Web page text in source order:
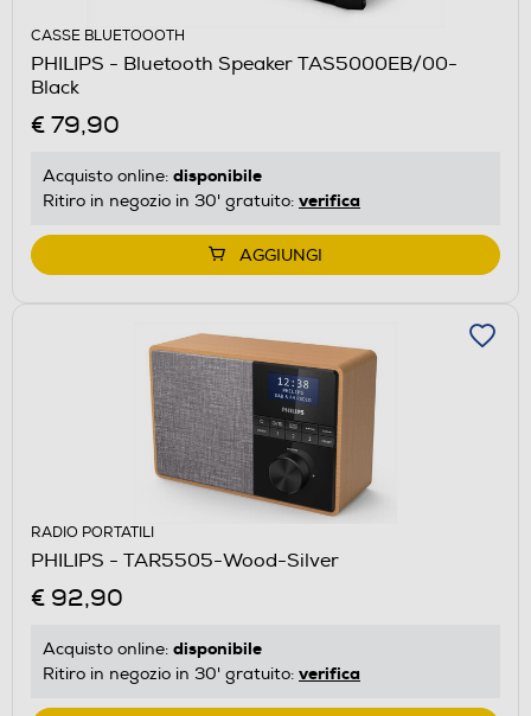
CASSE BLUETOOOTH
PHILIPS - Bluetooth Speaker TAS5000EB/00-
Black
€ 79,90
Acquisto online: disponibile
Ritiro in negozio in 30' gratuito: verifica
AGGIUNGI
RADIO PORTATILI
PHILIPS - TAR5505-Wood-Silver
€ 92,90
Acquisto online: disponibile
Ritiro in negozio in 30' gratuito: verifica